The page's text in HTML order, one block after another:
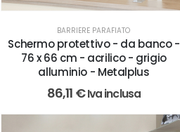
BARRIERE PARAFIATO
Schermo protettivo - da banco -
76 x 66 cm - acrilico - grigio
alluminio - Metalplus
86,11 €Iva inclusa